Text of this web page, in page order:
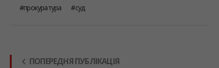
прокуратура
суд
ПОПЕРЕДНЯ ПУБЛІКАЦІЯ